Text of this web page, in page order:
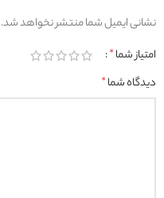
نشانی ایمیل شما منتشر نخواهد شد.
امتیاز شما*
دیدگاه شما*